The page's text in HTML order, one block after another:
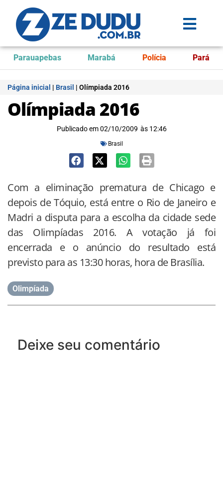
Parauapebas Marabá Polícia Pará
Página inicial | Brasil | Olímpiada 2016
Olímpiada 2016
Publicado em 02/10/2009 às 12:46
Brasil
Com a eliminação prematura de Chicago e
depois de Tóquio, está entre o Rio de Janeiro e
Madri a disputa para a escolha da cidade sede
das Olimpíadas 2016. A votação já foi
encerrada e o anúncio do resultado está
previsto para as 13:30 horas, hora de Brasília.
Olimpíada
Deixe seu comentário